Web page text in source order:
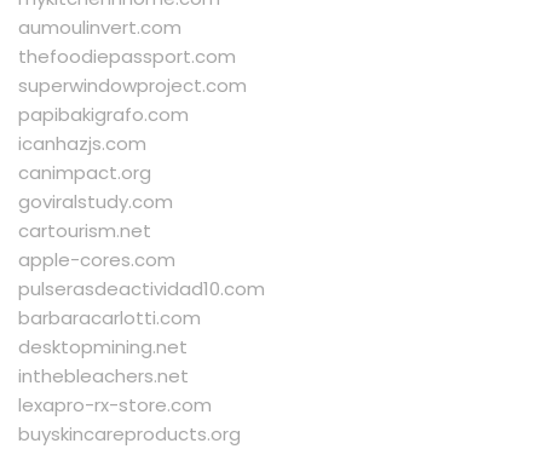
aumoulinvert.com
thefoodiepassport.com
superwindowproject.com
papibakigrafo.com
icanhazjs.com
canimpact.org
goviralstudy.com
cartourism.net
apple-cores.com
pulserasdeactividad10.com
barbaracarlotti.com
desktopmining.net
inthebleachers.net
lexapro-rx-store.com
buyskincareproducts.org